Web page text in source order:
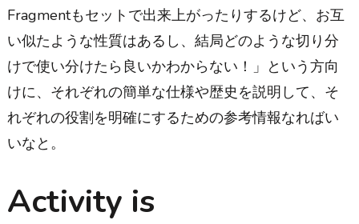
Fragmentもセットで出来上がったりするけど、お互
い似たような性質はあるし、結局どのような切り分
けで使い分けたら良いかわからない！」という方向
けに、それぞれの簡単な仕様や歴史を説明して、そ
れぞれの役割を明確にするための参考情報なればい
いなと。
Activity is